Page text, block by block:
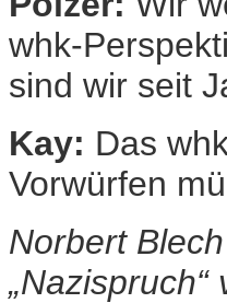
whk-
sind wir seit
Kay: Das
Vorwürfen
Norbert
„Nazispruch“